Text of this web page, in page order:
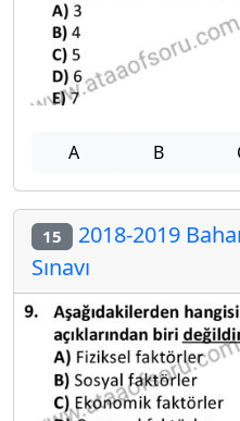
A B
15 2018-2019
Sınavı